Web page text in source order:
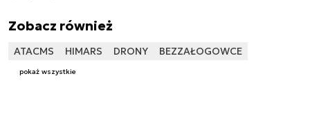
Zobacz również
ATACMS HIMARS DRONY BEZZAŁOGOWCE
pokaż wszystkie